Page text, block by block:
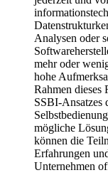
Analysen oder
mehr oder
hohe
Rahmen dieses
SSBI-Ansatzes
mögliche
können die
Erfahrungen
Unternehmen